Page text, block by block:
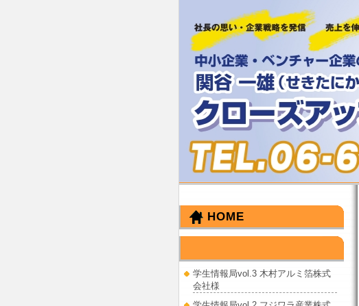
HOME
学生情報局vol.3 木村アルミ箔株式
会社様